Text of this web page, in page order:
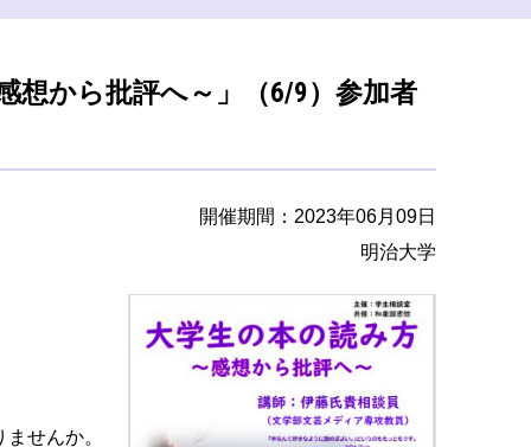
想から批評へ～」（6/9）参加者
開催期間：2023年06月09日
明治大学
せんか。